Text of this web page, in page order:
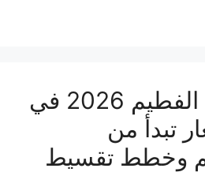
عروض تويوتا الفطيم 2026 في
تبدأ من
درهم وخطط تقسيط